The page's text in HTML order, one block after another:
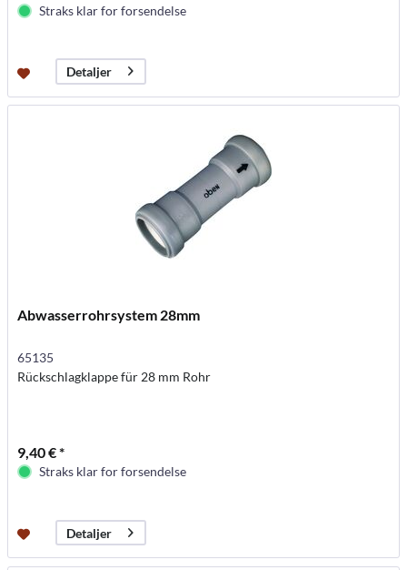
Straks klar for forsendelse
Detaljer
Abwasserrohrsystem 28mm
65135
Rückschlagklappe für 28 mm Rohr
9,40 € *
Straks klar for forsendelse
Detaljer